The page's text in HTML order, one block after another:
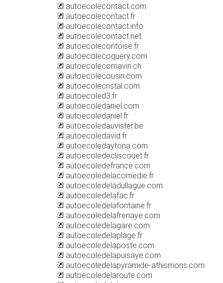
autoecolecontact.com
autoecolecontact.fr
autoecolecontact.info
autoecolecontact.net
autoecolecontoise.fr
autoecolecoquery.com
autoecolecornavin.ch
autoecolecousin.com
autoecolecristal.com
autoecoled3.fr
autoecoledaniel.com
autoecoledaniel.fr
autoecoledauvister.be
autoecoledavid.fr
autoecoledaytona.com
autoecoledecliscouet.fr
autoecoledefrance.com
autoecoledelacomedie.fr
autoecoledeladullague.com
autoecoledelafac.fr
autoecoledelafontaine.fr
autoecoledelafrenaye.com
autoecoledelagare.com
autoecoledelaplage.fr
autoecoledelaposte.com
autoecoledelapuisaye.com
autoecoledelapyramide-athismons.com
autoecoledelaroute.com